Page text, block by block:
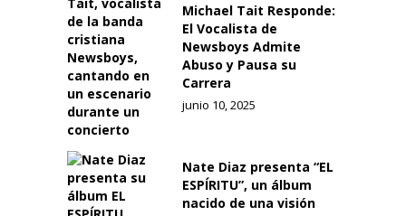
Michael Tait Responde:
El Vocalista de
Newsboys Admite
Abuso y Pausa su
Carrera
junio 10, 2025
Nate Diaz presenta “EL
ESPÍRITU”, un álbum
nacido de una visión